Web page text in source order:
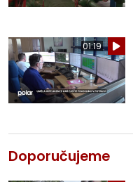
01:19
Doporučujeme